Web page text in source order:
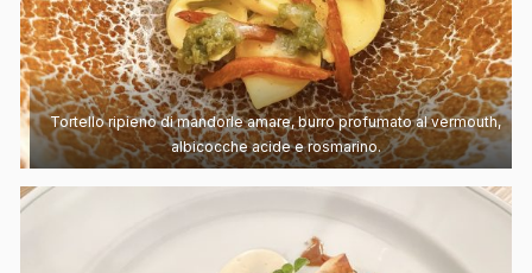
Tortello ripieno di mandorle amare, burro profumato al vermouth,
albicocche acide e rosmarino.